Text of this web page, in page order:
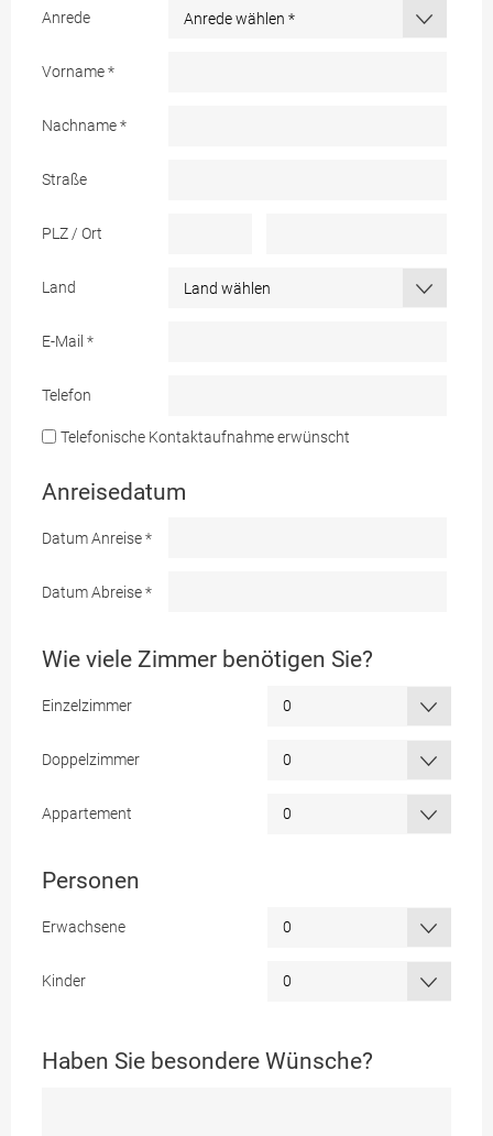
Anrede
Vorname*
Nachname*
Straße
PLZ / Ort
Land
E-Mail *
Telefon
Telefonische Kontaktaufnahme erwünscht
Anreisedatum
Datum Anreise*
Datum Abreise*
Wie viele Zimmer benötigen Sie?
Einzelzimmer
Doppelzimmer
Appartement
Personen
Erwachsene
Kinder
Haben Sie besondere Wünsche?